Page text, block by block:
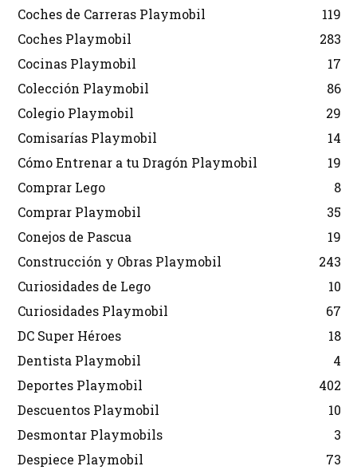
Coches de Carreras Playmobil
119
Coches Playmobil
283
Cocinas Playmobil
17
Colección Playmobil
86
Colegio Playmobil
29
Comisarías Playmobil
14
Cómo Entrenar a tu Dragón Playmobil
19
Comprar Lego
8
Comprar Playmobil
35
Conejos de Pascua
19
Construcción y Obras Playmobil
243
Curiosidades de Lego
10
Curiosidades Playmobil
67
DC Super Héroes
18
Dentista Playmobil
4
Deportes Playmobil
402
Descuentos Playmobil
10
Desmontar Playmobils
3
Despiece Playmobil
73